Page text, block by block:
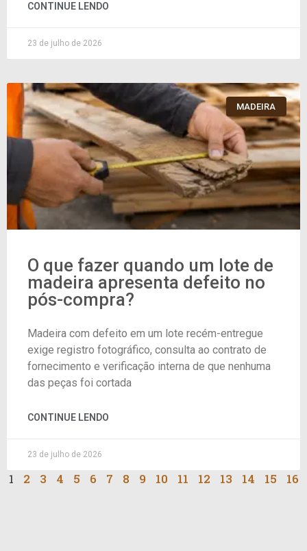
CONTINUE LENDO
23 de julho de 2026
MADEIRA
O que fazer quando um lote de
madeira apresenta defeito no
pós-compra?
Madeira com defeito em um lote recém-entregue
exige registro fotográfico, consulta ao contrato de
fornecimento e verificação interna de que nenhuma
das peças foi cortada
CONTINUE LENDO
23 de julho de 2026
1 2 3 4 5 6 7 8 9 10 11 12 13 14 15 16